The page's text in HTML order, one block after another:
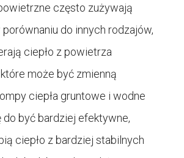
często zużywają
do innych rodzajów,
ciepło z powietrza
może być zmienną
ciepła gruntowe i wodne
być bardziej efektywne,
ciepło z bardziej stabilnych